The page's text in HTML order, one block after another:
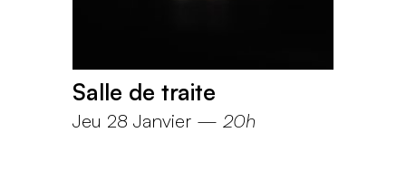
Salle de traite
Jeu 28 Janvier — 20h